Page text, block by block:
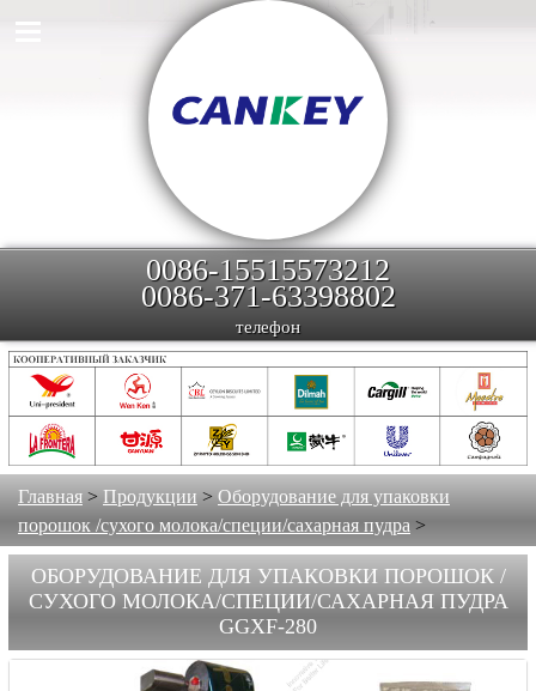
0086-15515573212
0086-371-63398802
телефон
Главная > Продукции > Оборудование для упаковки
порошок /сухого молока/специи/сахарная пудра >
ОБОРУДОВАНИЕ ДЛЯ УПАКОВКИ ПОРОШОК /
СУХОГО МОЛОКА/СПЕЦИИ/САХАРНАЯ ПУДРА
GGXF-280